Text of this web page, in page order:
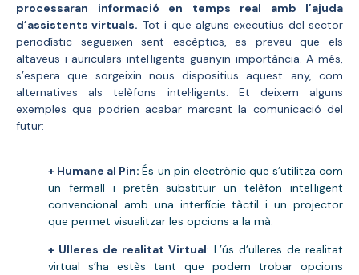
processaran informació en temps real amb l’ajuda
d’assistents virtuals. Tot i que alguns executius del sector
periodístic segueixen sent escèptics, es preveu que els
altaveus i auriculars intel·ligents guanyin importància. A més,
s’espera que sorgeixin nous dispositius aquest any, com
alternatives als telèfons intel·ligents. Et deixem alguns
exemples que podrien acabar marcant la comunicació del
futur:
+ Humane al Pin:És un pin electrònic que s’utilitza com
un fermall i pretén substituir un telèfon intel·ligent
convencional amb una interfície tàctil i un projector
que permet visualitzar les opcions a la mà.
+ Ulleres de realitat Virtual: L’ús d’ulleres de realitat
virtual s’ha estès tant que podem trobar opcions